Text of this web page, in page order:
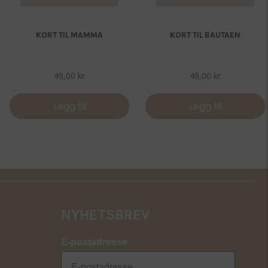
KORT TIL MAMMA
49,00 kr
Legg til
KORT TIL BAUTAEN
49,00 kr
Legg til
NYHETSBREV
E-postadresse